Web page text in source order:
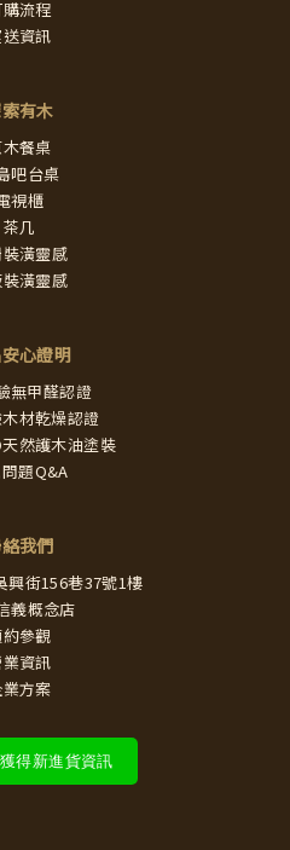
購流程
送資訊
有木
餐桌
吧台桌
視櫃
茶几
潢靈感
潢靈感
心證明
無甲醛認證
材乾燥認證
然護木油塗裝
題Q&A
我們
興街156巷37號1樓
義概念店
參觀
資訊
方案
得新進貨資訊